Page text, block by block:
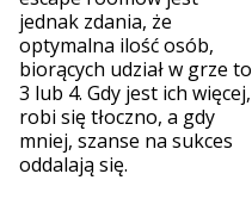
jednak zdania, że
optymalna ilość osób,
biorących udział w grze to
3 lub 4. Gdy jest ich więcej,
robi się tłoczno, a gdy
mniej, szanse na sukces
oddalają się.